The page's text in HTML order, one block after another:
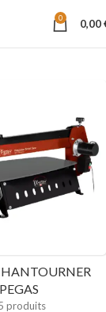
0 0,00
PEGAS
produits